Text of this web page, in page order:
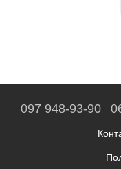
097 948-93-90